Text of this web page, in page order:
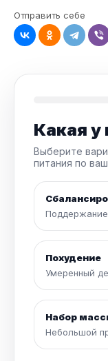
Отправить себе
Какая у
Выберите
питания по
Похудение
Умеренный
Набор
Небольшой